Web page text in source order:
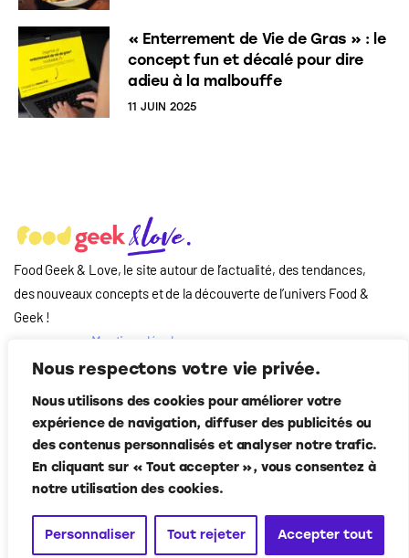
Nous respectons votre vie privée.
Nous utilisons des cookies pour améliorer votre
expérience de navigation, diffuser des publicités ou
des contenus personnalisés et analyser notre trafic.
En cliquant sur « Tout accepter », vous consentez à
notre utilisation des cookies.
Personnaliser Tout rejeter Accepter tout
« Enterrement de Vie de Gras » : le
concept fun et décalé pour dire
adieu à la malbouffe
11 JUIN 2025
Food Geek & Love, le site autour de l’actualité, des tendances,
des nouveaux concepts et de la découverte de l’univers Food&
Geek !
Mentions légales
Qui-sommes nous
Contact
Suivez-nous